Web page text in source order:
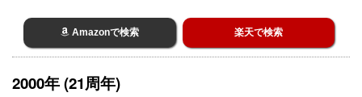
Amazonで検索 楽天で検索
2000年 (21周年)